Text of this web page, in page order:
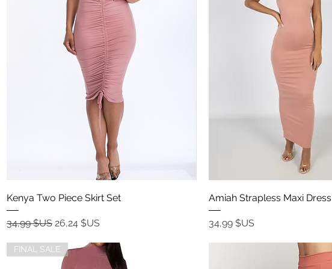
Aperçu rapide
Kenya Two Piece Skirt Set
Prix original
34,99 $US Prix promotionnel
26,24 $US
Aperçu rapide
Amiah Strapless Maxi Dress
Prix
34,99 $US
FINAL SALE